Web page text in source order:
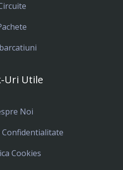
Uri Utile
Noi
Confidentialitate
Cookies